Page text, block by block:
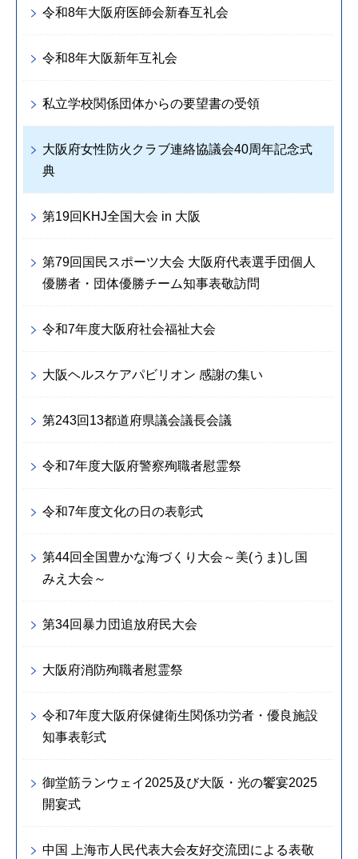
令和8年大阪府医師会新春互礼会
令和8年大阪新年互礼会
私立学校関係団体からの要望書の受領
大阪府女性防火クラブ連絡協議会40周年記念式
典
第19回KHJ全国大会 in 大阪
第79回国民スポーツ大会 大阪府代表選手団個人
優勝者・団体優勝チーム知事表敬訪問
令和7年度大阪府社会福祉大会
大阪ヘルスケアパビリオン 感謝の集い
第243回13都道府県議会議長会議
令和7年度大阪府警察殉職者慰霊祭
令和7年度文化の日の表彰式
第44回全国豊かな海づくり大会～美(うま)し国
みえ大会～
第34回暴力団追放府民大会
大阪府消防殉職者慰霊祭
令和7年度大阪府保健衛生関係功労者・優良施設
知事表彰式
御堂筋ランウェイ2025及び大阪・光の饗宴2025
開宴式
中国 上海市人民代表大会友好交流団による表敬